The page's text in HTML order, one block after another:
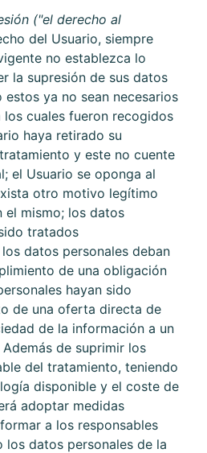
("el derecho al
del Usuario, siempre
no establezca lo
la supresión de sus datos
estos ya no sean necesarios
los cuales fueron recogidos
haya retirado su
y este no cuente
el Usuario se oponga al
otro motivo legítimo
el mismo; los datos
tratados
datos personales deban
de una obligación
hayan sido
de una oferta directa de
de la información a un
de suprimir los
del tratamiento, teniendo
disponible y el coste de
adoptar medidas
a los responsables
los datos personales de la